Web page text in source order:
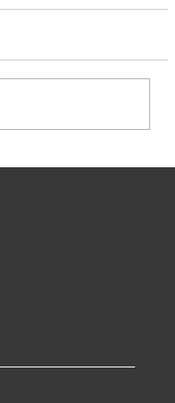
show de